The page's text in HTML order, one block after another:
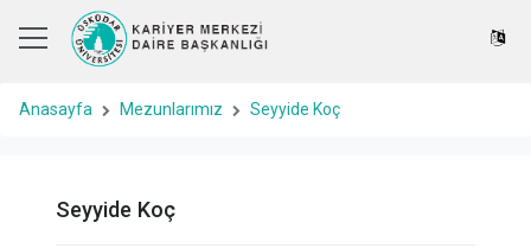
Anasayfa Mezunlarımız Seyyide Koç
Seyyide Koç